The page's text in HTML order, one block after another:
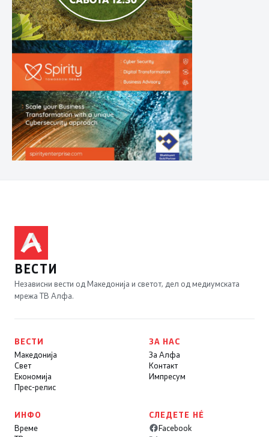
ВЕСТИ
Независни вести од Македонија и светот, дел од медиумската
мрежа ТВ Алфа.
ВЕСТИ
Македонија
Свет
Економија
Прес-релис
ЗА НАС
За Алфа
Контакт
Импресум
ИНФО
Време
СЛЕДЕТЕ НÉ
Facebook